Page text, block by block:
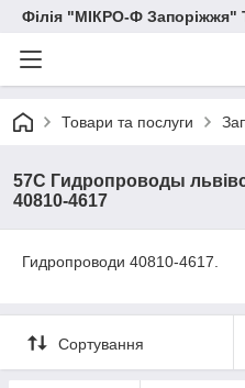
Філія "МІКРО-Ф
Товари та послуги
57С Гидропроводы
40810-4617
Гидропроводи 40810-4617.
Сортування